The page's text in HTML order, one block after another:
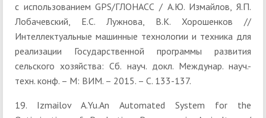
с использованием GPS/ГЛОНАСС / А.Ю. Измайлов, Я.П.
Лобачевский, Е.С. Лужнова, В.К. Хорошенков //
Интеллектуальные машинные технологии и техника для
реализации Государственной программы развития
сельского хозяйства: Сб. науч. докл. Междунар. науч.-
техн. конф. – М: ВИМ. – 2015. – С. 133-137.
19. Izmailov A.Yu.An Automated System for the